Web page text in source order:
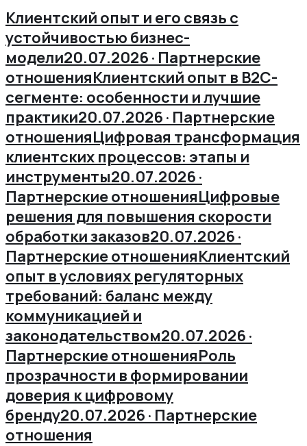
Клиентский опыт и его связь с
устойчивостью бизнес-
модели20.07.2026 · Партнерские
отношенияКлиентский опыт в B2C-
сегменте: особенности и лучшие
практики20.07.2026 · Партнерские
отношенияЦифровая трансформация
клиентских процессов: этапы и
инструменты20.07.2026 ·
Партнерские отношенияЦифровые
решения для повышения скорости
обработки заказов20.07.2026 ·
Партнерские отношенияКлиентский
опыт в условиях регуляторных
требований: баланс между
коммуникацией и
законодательством20.07.2026 ·
Партнерские отношенияРоль
прозрачности в формировании
доверия к цифровому
бренду20.07.2026 · Партнерские
отношения